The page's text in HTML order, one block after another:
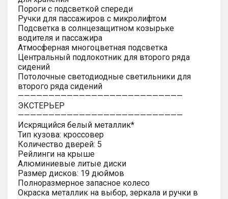
Пороги с подсветкой спереди
Ручки для пассажиров с микролифтом
Подсветка в солнцезащитном козырьке
водителя и пассажира
Атмосферная многоцветная подсветка
Центральный подлокотник для второго ряда
сидений
Потолочные светодиодные светильники для
второго ряда сидений
———————————————————————————
ЭКСТЕРЬЕР
———————————————————————————
Искрящийся белый металлик*
Тип кузова: кроссовер
Количество дверей: 5
Рейлинги на крыше
Алюминиевые литые диски
Размер дисков: 19 дюймов
Полноразмерное запасное колесо
Окраска металлик на выбор, зеркала и ручки в